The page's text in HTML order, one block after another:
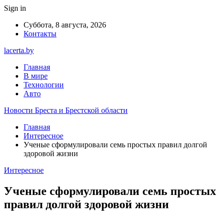
Sign in
Суббота, 8 августа, 2026
Контакты
lacerta.by
Главная
В мире
Технологии
Авто
Новости Бреста и Брестской области
Главная
Интересное
Ученые сформулировали семь простых правил долгой
здоровой жизни
Интересное
Ученые сформулировали семь простых
правил долгой здоровой жизни